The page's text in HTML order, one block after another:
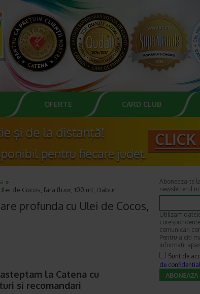
OFERTE CARD CLUB
de Cocos, fara fluor, 100 ml, Dabur
profunda cu Ulei de Cocos,
la Catena cu
si recomandari
Aboneaza-te la
newsletterul
Utilizam
comunicari
Pentru a citi
informatii
Sunt de
de